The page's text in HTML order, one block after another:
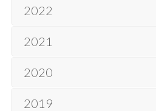
2022
2021
2020
2019